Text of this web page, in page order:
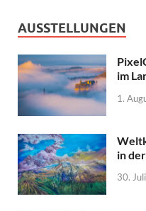
AUSSTELLUNGEN
im
1.
in
30.